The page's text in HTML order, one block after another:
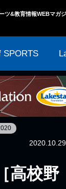
ツ&教育情報WEBマガ
SPORTS
2020.10.29
高校野